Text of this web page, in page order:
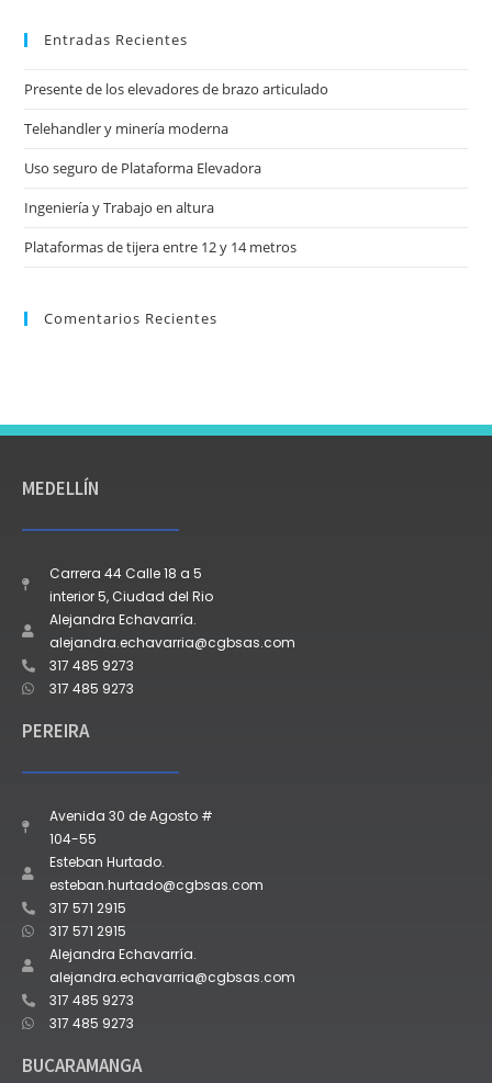
Entradas Recientes
Presente de los elevadores de brazo articulado
Telehandler y minería moderna
Uso seguro de Plataforma Elevadora
Ingeniería y Trabajo en altura
Plataformas de tijera entre 12 y 14 metros
Comentarios Recientes
MEDELLÍN
Carrera 44 Calle 18 a 5
interior 5, Ciudad del Rio
Alejandra Echavarría.
alejandra.echavarria@cgbsas.com
317 485 9273
317 485 9273
PEREIRA
Avenida 30 de Agosto #
104-55
Esteban Hurtado.
esteban.hurtado@cgbsas.com
317 571 2915
317 571 2915
Alejandra Echavarría.
alejandra.echavarria@cgbsas.com
317 485 9273
317 485 9273
BUCARAMANGA